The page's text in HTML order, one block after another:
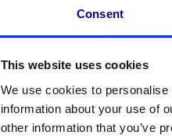
Consent
This website uses cookies
We use cookies to
information about your use of
other information that you’ve